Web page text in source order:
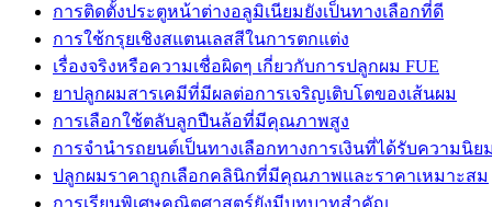
การติดตั้งประตูหน้าต่างอลูมิเนียมยังเป็นทางเลือกที่ดี
การใช้กรุยเชิงสแตนเลสสีในการตกแต่ง
เรื่องจริงหรือความเชื่อผิดๆ เกี่ยวกับการปลูกผม FUE
ยาปลูกผมสารเคมีที่มีผลต่อการเจริญเติบโตของเส้นผม
การเลือกใช้ตลับลูกปืนล้อที่มีคุณภาพสูง
การจำนำรถยนต์เป็นทางเลือกทางการเงินที่ได้รับความนิยม
ปลูกผมราคาถูกเลือกคลินิกที่มีคุณภาพและราคาเหมาะสม
การเรียนพิเศษคณิตศาสตร์ยังมีบทบาทสำคัญ